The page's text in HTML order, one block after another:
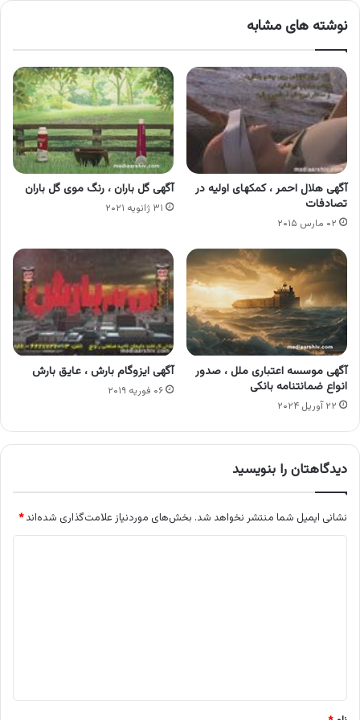
نوشته های مشابه
آگهی هلال احمر ، کمکهای اولیه در
تصادفات
۰۲ مارس ۲۰۱۵
آگهی گل باران ، رنگ موی گل باران
۳۱ ژانویه ۲۰۲۱
آگهی موسسه اعتباری ملل ، صدور
انواع ضمانتنامه بانکی
۲۲ آوریل ۲۰۲۴
آگهی ایزوگام بارش ، عایق بارش
۰۶ فوریه ۲۰۱۹
دیدگاهتان را بنویسید
نشانی ایمیل شما منتشر نخواهد شد. بخش‌های موردنیاز علامت‌گذاری شده‌اند*